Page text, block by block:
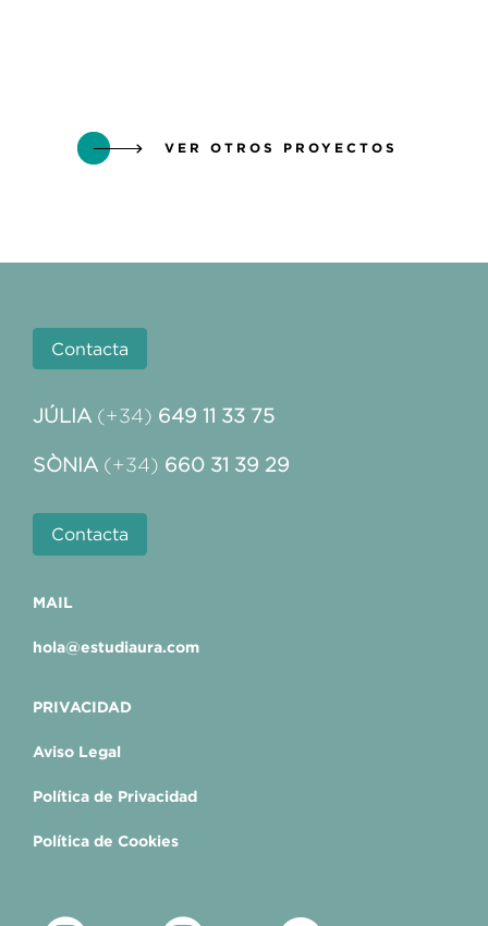
VER OTROS PROYECTOS
Contacta
JÚLIA (+34) 649 11 33 75
SÒNIA (+34) 660 31 39 29
Contacta
MAIL
hola@estudiaura.com
PRIVACIDAD
Aviso Legal
Política de Privacidad
Política de Cookies